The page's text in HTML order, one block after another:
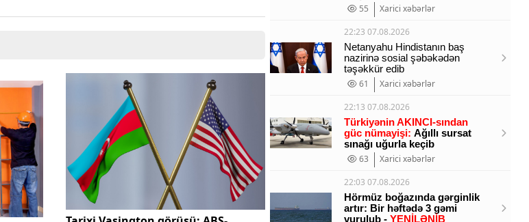
55
Xarici xəbərlər
22:23 07.08.2026
Netanyahu Hindistanın baş
nazirinə sosial şəbəkədən
təşəkkür edib
61
Xarici xəbərlər
22:13 07.08.2026
Türkiyənin AKINCI-sından
güc nümayişi: Ağıllı sursat
sınağı uğurla keçib
63
Xarici xəbərlər
22:03 07.08.2026
Hörmüz boğazında gərginlik
artır: Bir həftədə 3 gəmi
vurulub - YENİLƏNİB